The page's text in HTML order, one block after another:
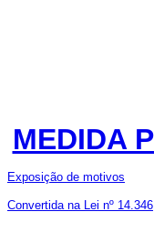
MEDIDA
Exposição de motivos
Convertida na Lei nº